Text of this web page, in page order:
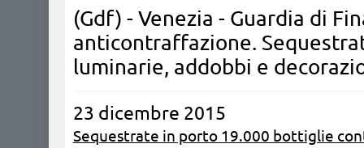
(Gdf) - Venezia - Guardia di
anticontraffazione.
luminarie, addobbi e
23 dicembre 2015
Sequestrate in porto 19.000 bottiglie